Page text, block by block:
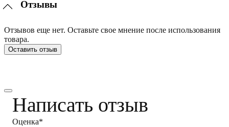
Отзывы
Отзывов еще нет. Оставьте свое мнение после использования
товара.
Оставить отзыв
Написать отзыв
Оценка*